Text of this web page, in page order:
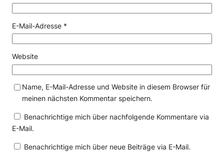
E-Mail-Adresse *
Website
Name, E-Mail-Adresse und Website in diesem Browser für
meinen nächsten Kommentar speichern.
Benachrichtige mich über nachfolgende Kommentare via
E-Mail.
Benachrichtige mich über neue Beiträge via E-Mail.